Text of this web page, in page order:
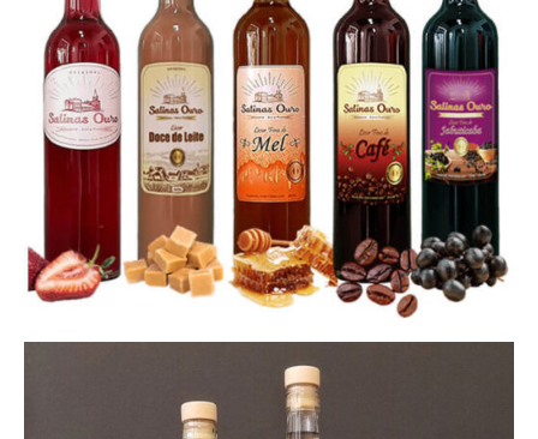
de Café|Licor de Jabuticaba|Licor de Banana |Licor de
Abacaxi|Licor de Pequi |Licor de Cereja
Esse registro foi postado emLicor de Cerejae marcado
Degustação
Licor de Cereja,Salinas Ouro .
disseminação de conhecimentos sobre
cachaça, compartilhando seu expertise